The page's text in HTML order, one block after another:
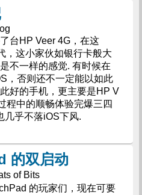
台HP Veer 4G，在这
，这小家伙如银行卡般大
不一样的感觉. 有时候在
，否则还不一定能以如此
好的手机，更主要是HP V
程中的顺畅体验完爆三四
几乎不落iOS下风.
的双启动
of Bits
的玩家们，现在可要